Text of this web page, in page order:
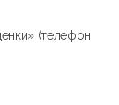
(телефон